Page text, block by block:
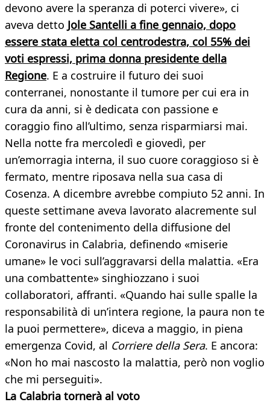
devono avere la speranza di poterci vivere», ci
aveva detto Jole Santelli a fine gennaio, dopo
essere stata eletta col centrodestra, col 55% dei
voti espressi, prima donna presidente della
Regione. E a costruire il futuro dei suoi
conterranei, nonostante il tumore per cui era in
cura da anni, si è dedicata con passione e
coraggio fino all’ultimo, senza risparmiarsi mai.
Nella notte fra mercoledì e giovedì, per
un’emorragia interna, il suo cuore coraggioso si è
fermato, mentre riposava nella sua casa di
Cosenza. A dicembre avrebbe compiuto 52 anni. In
queste settimane aveva lavorato alacremente sul
fronte del contenimento della diffusione del
Coronavirus in Calabria, definendo «miserie
umane» le voci sull’aggravarsi della malattia. «Era
una combattente» singhiozzano i suoi
collaboratori, affranti. «Quando hai sulle spalle la
responsabilità di un’intera regione, la paura non te
la puoi permettere», diceva a maggio, in piena
emergenza Covid, al Corriere della Sera. E ancora:
«Non ho mai nascosto la malattia, però non voglio
che mi perseguiti».
La Calabria tornerà al voto